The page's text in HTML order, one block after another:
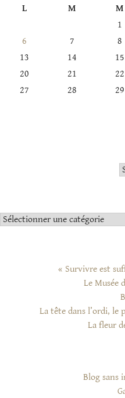
L M M
1
6
7 8
13
14 15
20
21 22
27
28 29
Catégories
« Survivre est
Le Musée
La tête dans l’ordi, le
La fleur
Blog sans